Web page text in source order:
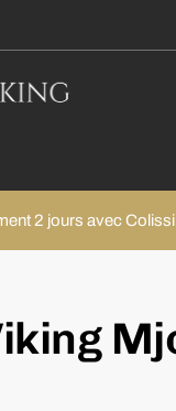
2 jours avec